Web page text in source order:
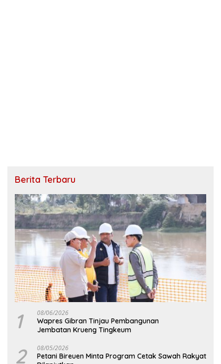
Berita Terbaru
1 08/06/2026
Wapres Gibran Tinjau Pembangunan
Jembatan Krueng Tingkeum
2 08/05/2026
Petani Bireuen Minta Program Cetak Sawah Rakyat